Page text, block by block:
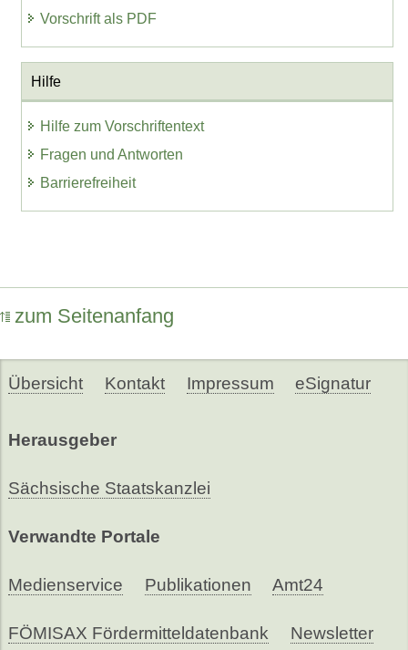
Vorschrift als PDF
Hilfe
Hilfe zum Vorschriftentext
Fragen und Antworten
Barrierefreiheit
zum Seitenanfang
Übersicht Kontakt Impressum eSignatur
Herausgeber
Sächsische Staatskanzlei
Verwandte Portale
Medienservice Publikationen Amt24
FÖMISAX Fördermitteldatenbank Newsletter